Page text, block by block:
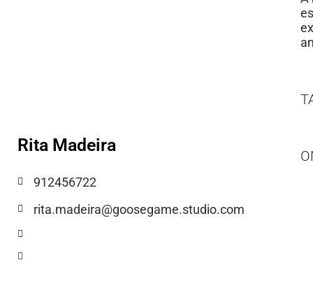
Rita Madeira
912456722
rita.madeira@goosegame.studio.com